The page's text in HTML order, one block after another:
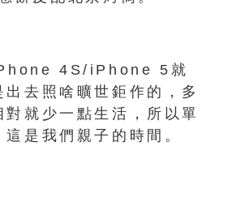
4S/iPhone 5就
去照啥曠世鉅作的，多
對就少一點生活，所以單
是我們親子的時間。